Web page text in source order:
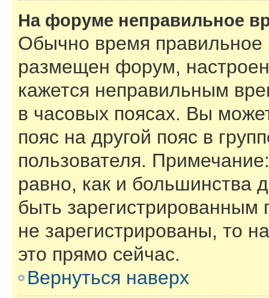
На форуме неправильное
Обычно время правильное
размещен форум,
кажется неправильным
в часовых поясах. Вы
пояс на другой пояс в
пользователя.
равно, как и большинства
быть
не зарегистрированы, то
это прямо сейчас.
Вернуться наверх